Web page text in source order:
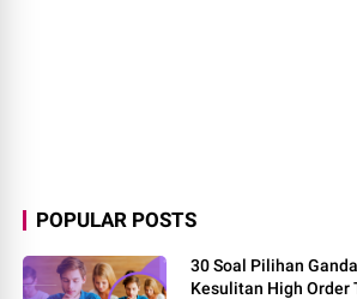
POPULAR POSTS
30 Soal Pilihan
Kesulitan High Order